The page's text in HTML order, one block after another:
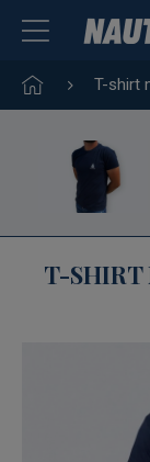
T-shirt
T-SHIRT